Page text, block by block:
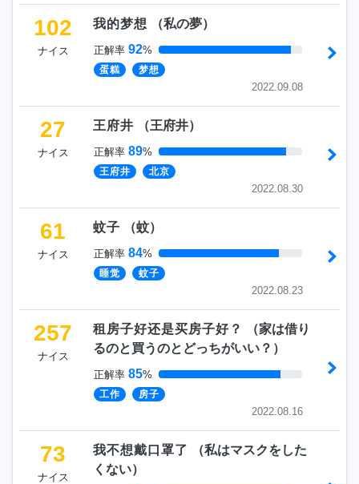
102
ナイス
我的梦想 （私の夢）
正解率 92%
蛋糕 梦想
2022.09.08
27
ナイス
王府井 （王府井）
正解率 89%
王府井 北京
2022.08.30
61
ナイス
蚊子 （蚊）
正解率 84%
睡觉 蚊子
2022.08.23
257
ナイス
租房子好还是买房子好？ （家は借り
るのと買うのとどっちがいい？ ）
正解率 85%
工作 房子
2022.08.16
73
ナイス
我不想戴口罩了 （私はマスクをした
くない）